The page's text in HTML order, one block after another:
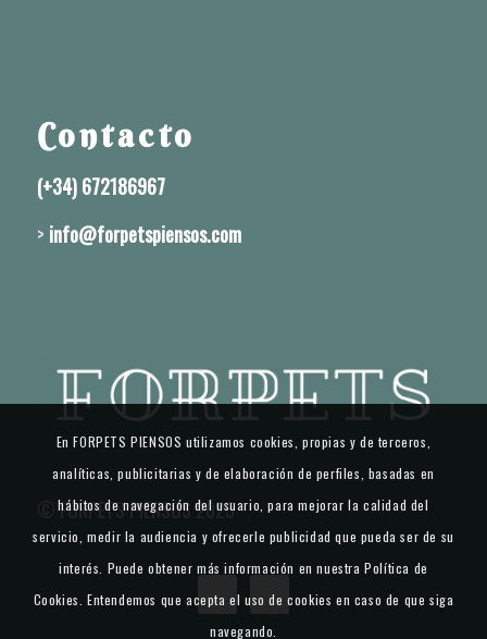
Contacto
(+34) 672186967
> info@forpetspiensos.com
© FORPETS PIENSOS 2025
En FORPETS PIENSOS utilizamos cookies, propias y de terceros,
analíticas, publicitarias y de elaboración de perfiles, basadas en
hábitos de navegación del usuario, para mejorar la calidad del
servicio, medir la audiencia y ofrecerle publicidad que pueda ser de su
interés. Puede obtener más información en nuestra Política de
Cookies. Entendemos que acepta el uso de cookies en caso de que siga
navegando.